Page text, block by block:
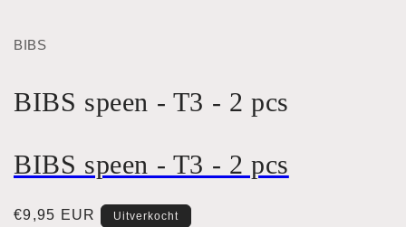
BIBS
BIBS speen - T3 - 2 pcs
BIBS speen - T3 - 2 pcs
Normale
€9,95 EUR Uitverkocht